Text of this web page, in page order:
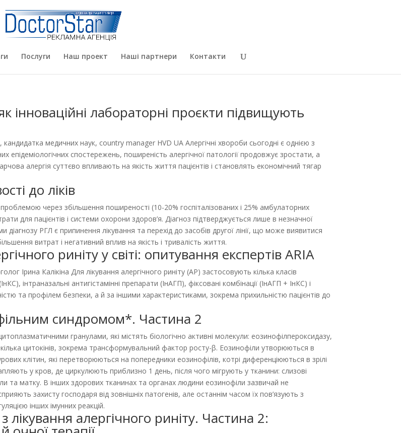
Послуги Наш проект Наші партнери Контакти
інноваційні лабораторні проєкти підвищують
медичних наук, country manager HVD UA Алергічні хвороби сьогодні є однією з
спостережень, поширеність алергічної патології продовжує зростати, а
алергія суттєво впливають на якість життя пацієнтів і становлять економічний тягар
до ліків
через збільшення поширеності (10-20% госпіталізованих і 25% амбулаторних
для пацієнтів і системи охорони здоров’я. Діагноз підтверджується лише в незначної
діагнозу РГЛ є припинення лікування та перехід до засобів другої лінії, що може виявитися
витрат і негативний вплив на якість і тривалість життя.
риніту у світі: опитування експертів ARIA
Ірина Калікіна Для лікування алергічного риніту (АР) застосовують кілька класів
інтраназальні антигістамінні препарати (ІнАГП), фіксовані комбінації (ІнАГП + ІнКС) і
та профілем безпеки, а й за іншими характеристиками, зокрема прихильністю пацієнтів до
синдромом*. Частина 2
гранулами, які містять біологічно активні молекули: еозинофілпероксидазу,
цитокінів, зокрема трансформувальний фактор росту-β. Еозинофіли утворюються в
клітин, які перетворюються на попередники еозинофілів, котрі диференціюються в зрілі
у кров, де циркулюють приблизно 1 день, після чого мігрують у тканини: слизові
та матку. В інших здорових тканинах та органах людини еозинофіли зазвичай не
захисту господаря від зовнішніх патогенів, але останнім часом їх пов’язують з
інших імунних реакцій.
алергічного риніту. Частина 2: